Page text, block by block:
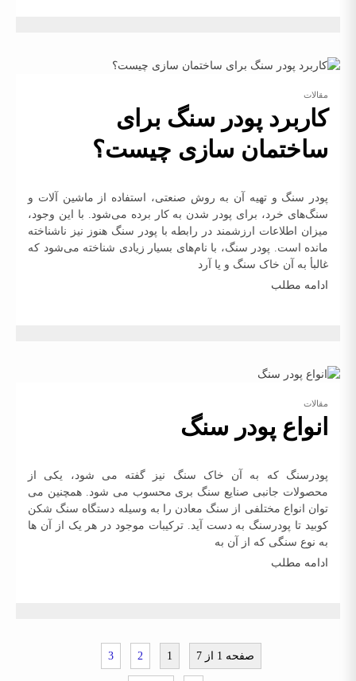
مقالات
کاربرد پودر سنگ برای
ساختمان سازی چیست؟
پودر سنگ و تهیه آن به روش صنعتی، استفاده از ماشین آلات و
سنگ‌های خرد، برای پودر شدن به کار برده می‌شود. با این وجود،
میزان اطلاعات ارزشمند در رابطه با پودر سنگ هنوز نیز ناشناخته
مانده است. پودر سنگ، با نام‌های بسیار زیادی شناخته می‌شود که
غالبأ به آن خاک سنگ و یا آرد
ادامه مطلب
مقالات
انواع پودر سنگ
پودرسنگ که به آن خاک سنگ نیز گفته می شود، یکی از
محصولات جانبی صنایع سنگ بری محسوب می شود. همچنین می
توان انواع مختلفی از سنگ معادن را به وسیله دستگاه سنگ شکن
کوبید تا پودرسنگ به دست آید. ترکیبات موجود در هر یک از آن ها
به نوع سنگی که از آن به
ادامه مطلب
صفحه 1 از 7 1
2
3